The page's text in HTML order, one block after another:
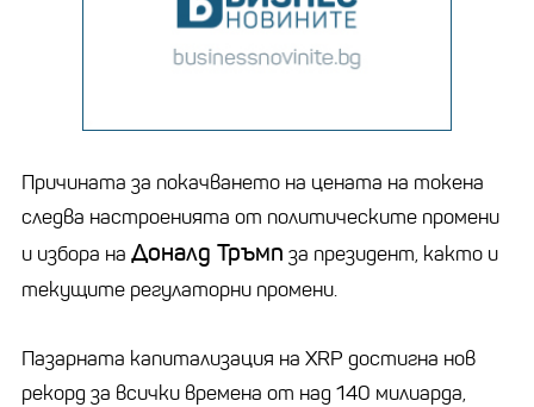
Причината за покачването на цената на токена
следва настроенията от политическите промени
и избора на Доналд Тръмп за президент, както и
текущите регулаторни промени.
Пазарната капитализация на XRP достигна нов
рекорд за всички времена от над 140 милиарда,